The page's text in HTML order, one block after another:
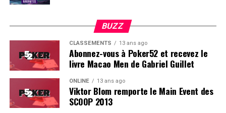
BUZZ
CLASSEMENTS 13 ans ago
Abonnez-vous à Poker52 et recevez le
livre Macao Men de Gabriel Guillet
ONLINE 13 ans ago
Viktor Blom remporte le Main Event des
SCOOP 2013